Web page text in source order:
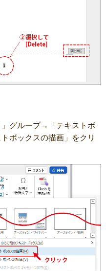
グループ→「テキストボ
ボックスの描画」をクリ